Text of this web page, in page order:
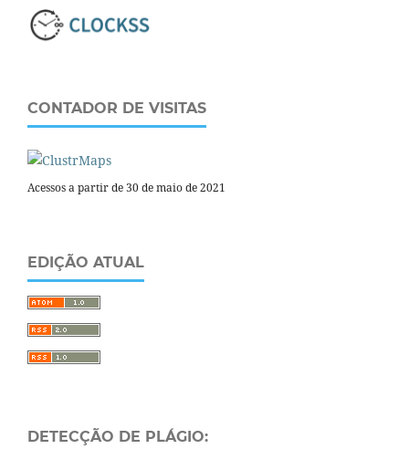
CONTADOR DE VISITAS
Acessos a partir de 30 de maio de 2021
EDIÇÃO ATUAL
DETECÇÃO DE PLÁGIO: